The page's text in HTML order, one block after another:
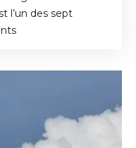
l’un des sept